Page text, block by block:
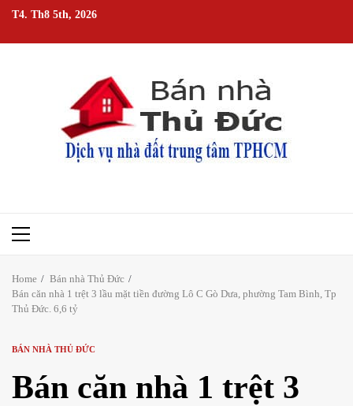
Skip
content
T4. Th8 5th, 2026
Primary
Home
Bán nhà Thủ Đức
Bán căn nhà 1 trệt 3 lầu mặt tiền đường Lô C Gò Dưa, phường Tam Bình, Tp
Thủ Đức. 6,6 tỷ
BÁN NHÀ THỦ ĐỨC
Bán căn nhà 1 trệt 3